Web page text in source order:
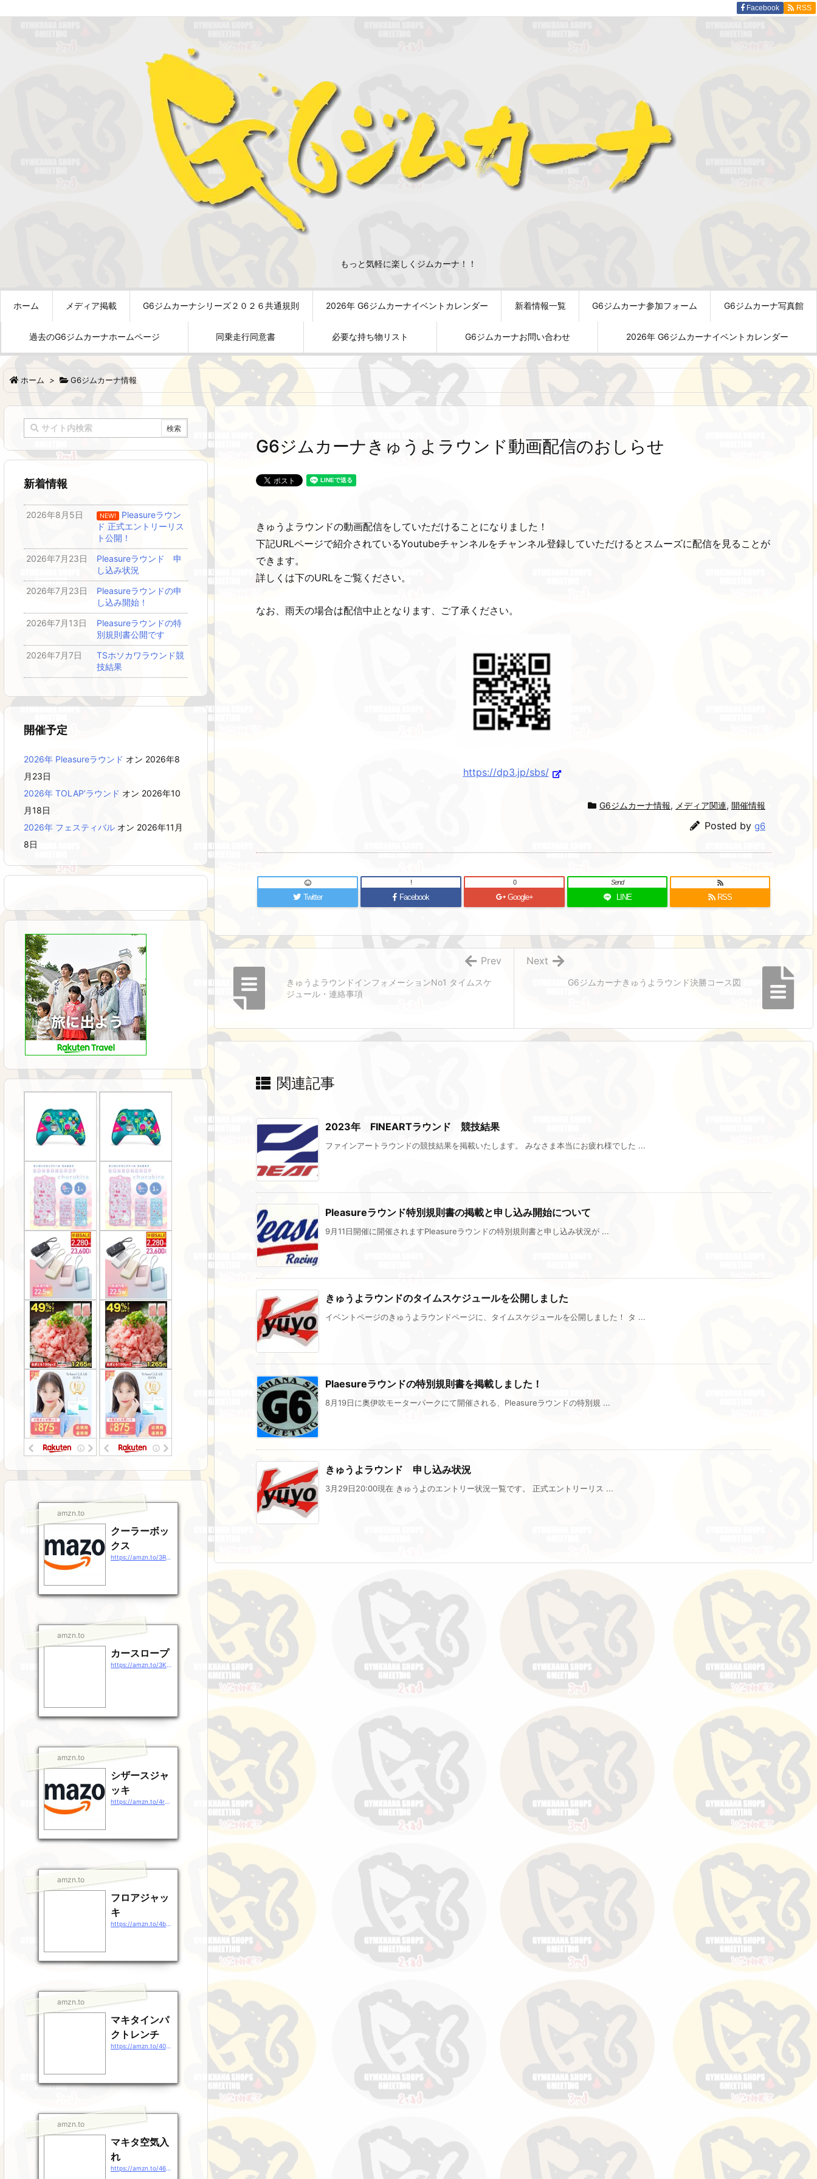
もっと気軽に楽しくジムカーナ！！
ホーム メディア掲載 G6ジムカーナシリーズ２０２６共通規則 2026年 G6ジムカーナイベントカレンダー 新着情報一覧 G6ジムカーナ参加フォーム G6ジムカーナ写真館
過去のG6ジムカーナホームページ 同乗走行同意書 必要な持ち物リスト G6ジムカーナお問い合わせ 2026年 G6ジムカーナイベントカレンダー
Facebook RSS
ホーム > G6ジムカーナ情報
G6ジムカーナきゅうよラウンド動画配信のおしらせ
きゅうよラウンドの動画配信をしていただけることになりました！
下記URLページで紹介されているYoutubeチャンネルをチャンネル登録していただけるとスムーズに配信を見ることが
できます。
詳しくは下のURLをご覧ください。
なお、雨天の場合は配信中止となります、ご了承ください。
https://dp3.jp/sbs/
G6ジムカーナ情報, メディア関連, 開催情報
Posted by g6
Twitter Facebook
!
Google+
0
LINE
Send
RSS
G6ジムカーナきゅうよラウンド決勝コース図
Next
きゅうよラウンドインフォメーションNo1 タイムスケ
ジュール・連絡事項
Prev
関連記事
2023年 FINEARTラウンド 競技結果
ファインアートラウンドの競技結果を掲載いたします。 みなさま本当にお疲れ様でした ...
Pleasureラウンド特別規則書の掲載と申し込み開始について
9月11日開催に開催されますPleasureラウンドの特別規則書と申し込み状況が ...
きゅうよラウンドのタイムスケジュールを公開しました
イベントページのきゅうよラウンドページに、タイムスケジュールを公開しました！ タ ...
Plaesureラウンドの特別規則書を掲載しました！
8月19日に奥伊吹モーターパークにて開催される、Pleasureラウンドの特別規 ...
きゅうよラウンド 申し込み状況
3月29日20:00現在 きゅうよのエントリー状況一覧です。 正式エントリーリス ...
新着情報
2026年8月5日 NEW! Pleasureラウン
ド 正式エントリーリス
ト公開！
2026年7月23日
Pleasureラウンド 申
し込み状況
2026年7月23日
Pleasureラウンドの申
し込み開始！
2026年7月13日
Pleasureラウンドの特
別規則書公開です
2026年7月7日
TSホソカワラウンド競
技結果
開催予定
2026年 Pleasureラウンド オン 2026年8
月23日
2026年 TOLAP’ラウンド オン 2026年10
月18日
2026年 フェスティバル オン 2026年11月
8日
amzn.to
クーラーボッ
クス
amzn.to
カースロープ
amzn.to
シザースジャ
ッキ
amzn.to
フロアジャッ
キ
amzn.to
マキタインパ
クトレンチ
amzn.to
マキタ空気入
れ